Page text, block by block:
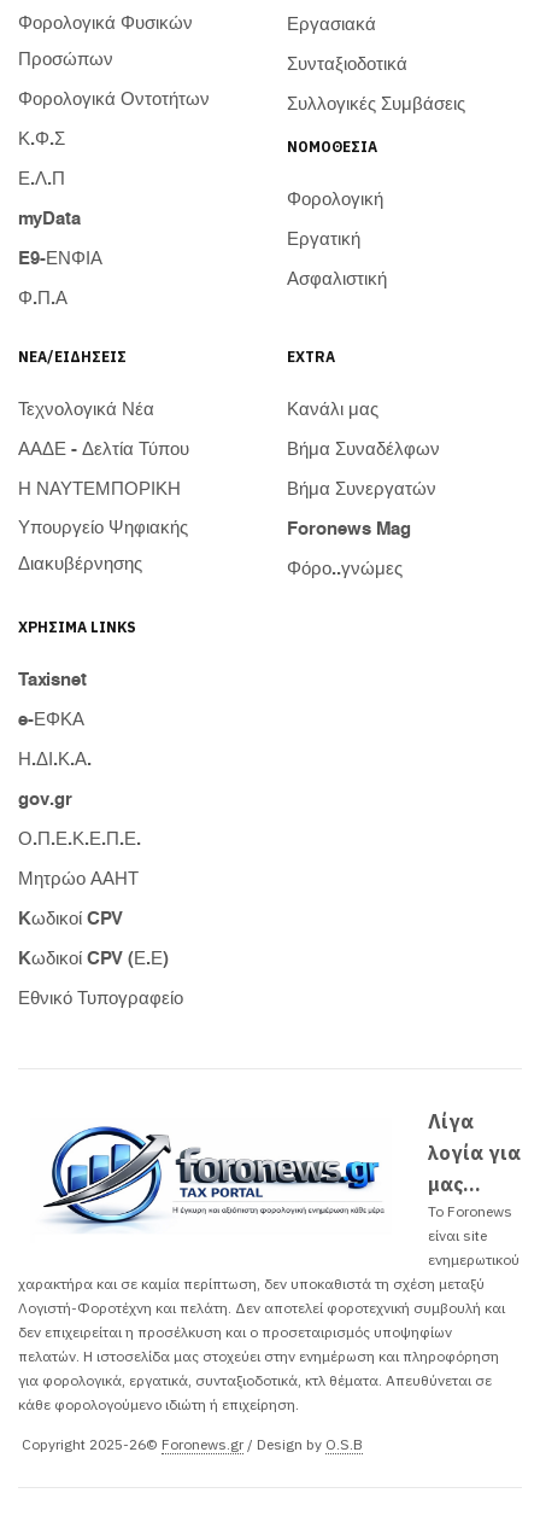
Φορολογικά Φυσικών
Προσώπων
Φορολογικά Οντοτήτων
Κ.Φ.Σ
Ε.Λ.Π
myData
E9-ΕΝΦΙΑ
Φ.Π.Α
Εργασιακά
Συνταξιοδοτικά
Συλλογικές Συμβάσεις
ΝΟΜΟΘΕΣΊΑ
Φορολογική
Εργατική
Ασφαλιστική
ΝΈΑ/ΕΙΔΉΣΕΙΣ
Τεχνολογικά Νέα
ΑΑΔΕ - Δελτία Τύπου
Η ΝΑΥΤΕΜΠΟΡΙΚΗ
Υπουργείο Ψηφιακής
Διακυβέρνησης
EXTRA
Κανάλι μας
Βήμα Συναδέλφων
Βήμα Συνεργατών
Foronews Mag
Φόρο..γνώμες
ΧΡΉΣΙΜΑ LINKS
Taxisnet
e-ΕΦΚΑ
Η.ΔΙ.Κ.Α.
gov.gr
Ο.Π.Ε.Κ.Ε.Π.Ε.
Μητρώο ΑΑΗΤ
Kωδικοί CPV
Kωδικοί CPV (Ε.Ε)
Εθνικό Τυπογραφείο
Λίγα
λογία για
μας...
Το Foronews
είναι site
ενημερωτικού
χαρακτήρα και σε καμία περίπτωση, δεν υποκαθιστά τη σχέση μεταξύ
Λογιστή-Φοροτέχνη και πελάτη. Δεν αποτελεί φοροτεχνική συμβουλή και
δεν επιχειρείται η προσέλκυση και ο προσεταιρισμός υποψηφίων
πελατών. H ιστοσελίδα μας στοχεύει στην ενημέρωση και πληροφόρηση
για φορολογικά, εργατικά, συνταξιοδοτικά, κτλ θέματα. Απευθύνεται σε
κάθε φορολογούμενο ιδιώτη ή επιχείρηση.
Copyright 2025-26© Foronews.gr / Design by O.S.B